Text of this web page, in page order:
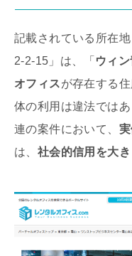
記載されている所在
2-2-15」は、「 ウィ
オフィスが存在する
体の利用は違法では
連の案件において、
は、 社会的信用を大